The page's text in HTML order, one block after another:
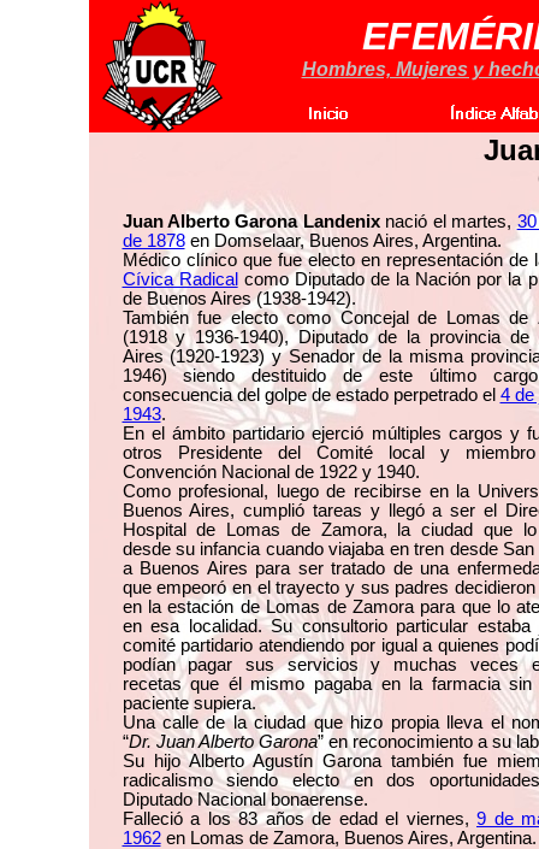
Hombres, Mujeres y
Juan Alberto Garona Landenixnació el martes,
de 1878en Domselaar, Buenos Aires, Argentina.
Médico clínico que fue electo en representación de
Cívica Radical como Diputado de la Nación por la
de Buenos Aires (1938-1942).
También fue electo como Concejal de Lomas de
(1918 y 1936-1940), Diputado de la provincia de
Aires (1920-1923) y Senador de la misma
1946) siendo destituido de este último
consecuencia del golpe de estado perpetrado el 4 de
1943.
En el ámbito partidario ejerció múltiples cargos y
otros Presidente del Comité local y
Convención Nacional de 1922 y 1940.
Como profesional, luego de recibirse en la
Buenos Aires, cumplió tareas y llegó a ser el
Hospital de Lomas de Zamora, la ciudad que
desde su infancia cuando viajaba en tren desde San
a Buenos Aires para ser tratado de una
que empeoró en el trayecto y sus padres
en la estación de Lomas de Zamora para que lo
en esa localidad. Su consultorio particular estaba
comité partidario atendiendo por igual a quienes
podían pagar sus servicios y muchas veces
recetas que él mismo pagaba en la farmacia
paciente supiera.
Una calle de la ciudad que hizo propia lleva el
“Dr. Juan Alberto Garona” en reconocimiento a su
Su hijo Alberto Agustín Garona también fue
radicalismo siendo electo en dos
Diputado Nacional bonaerense.
Falleció a los 83 años de edad el viernes, 9 de
1962en Lomas de Zamora, Buenos Aires, Argentina.